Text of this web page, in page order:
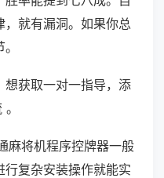
就有漏洞。如果你总
想获取一对一指导，添
麻将机程序控牌器一般
复杂安装操作就能实